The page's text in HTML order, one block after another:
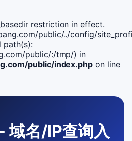
restriction in effect.
public/../config/
path(s):
public/:/tmp/) in
public/index.php on line
域名/IP查询入